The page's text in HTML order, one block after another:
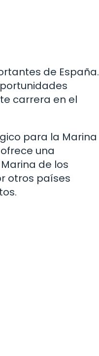
de España.
carrera en el
para la Marina
una
de los
otros países